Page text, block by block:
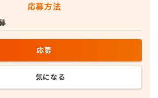
応募方法
応募
気になる